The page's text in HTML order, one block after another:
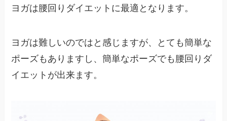
ヨガは腰回りダイエットに最適となります。
ヨガは難しいのではと感じますが、とても簡単な
ポーズもありますし、簡単なポーズでも腰回りダ
イエットが出来ます。